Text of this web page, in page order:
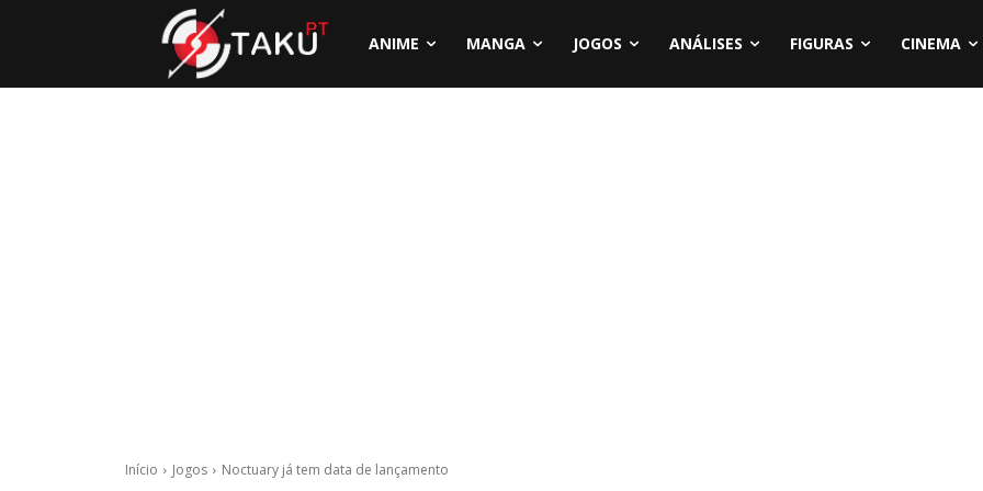
ANIME MANGA JOGOS ANÁLISES FIGURAS CINEMA
Início Jogos Noctuary já tem data de lançamento